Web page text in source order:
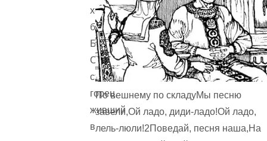
хозяином
был
Билл
Обри,
старый
горец,
живший
в
По вешнему по складуМы песню
завели,Ой ладо, диди-ладо!Ой ладо,
лель-люли!2Поведай, песня наша,На